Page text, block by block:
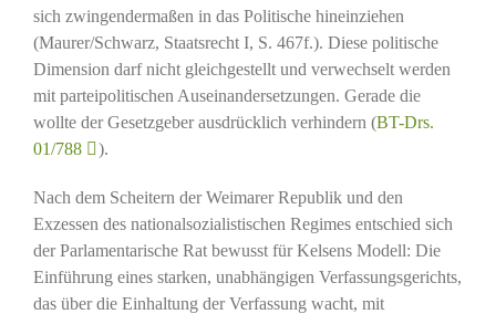
sich zwingendermaßen in das Politische hineinziehen
(Maurer/Schwarz, Staatsrecht I, S. 467f.). Diese politische
Dimension darf nicht gleichgestellt und verwechselt werden
mit parteipolitischen Auseinandersetzungen. Gerade die
wollte der Gesetzgeber ausdrücklich verhindern (BT-Drs.
01/788
).
Nach dem Scheitern der Weimarer Republik und den
Exzessen des nationalsozialistischen Regimes entschied sich
der Parlamentarische Rat bewusst für Kelsens Modell: Die
Einführung eines starken, unabhängigen Verfassungsgerichts,
das über die Einhaltung der Verfassung wacht, mit